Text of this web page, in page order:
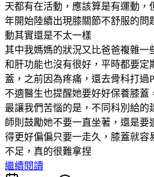
天都有在活動，應該算是有運動，
年開始陸續出現膝關節不舒服的問
動其實還是不太一樣
其中我媽媽的狀況又比爸爸複雜一
和肝功能也沒有很好，平時都要定
蓋，之前因為疼痛，還去骨科打過
不適醫生也提醒她要好好保養膝蓋
最讓我們苦惱的是，不同科別給的
師則鼓勵她不要一直坐著，還是要
得更好偏偏只要一走久，膝蓋就容
不足，真的很難拿捏
繼續閱讀